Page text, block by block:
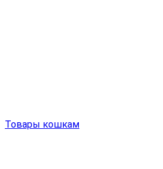
Товары кошкам